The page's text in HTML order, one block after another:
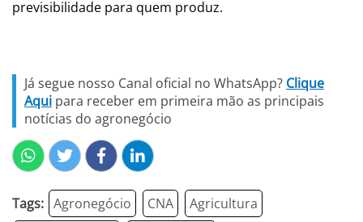
previsibilidade para quem produz.
Já segue nosso Canal oficial no WhatsApp? Clique
Aqui para receber em primeira mão as principais
notícias do agronegócio
Tags: Agronegócio CNA
Agricultura